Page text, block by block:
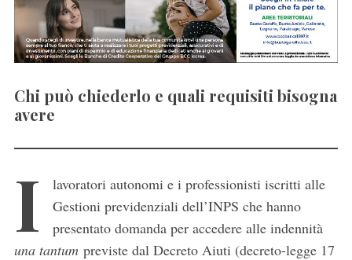
Chi può chiederlo e quali requisiti bisogna
avere
I
lavoratori autonomi e i professionisti iscritti alle
Gestioni previdenziali dell’INPS che hanno
presentato domanda per accedere alle indennità
una tantumpreviste dal Decreto Aiuti (decreto-legge 17